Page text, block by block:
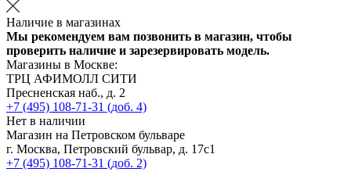
Наличие в магазинах
Мы рекомендуем вам позвонить в магазин, чтобы
проверить наличие и зарезервировать модель.
Магазины в Москве:
ТРЦ АФИМОЛЛ СИТИ
Пресненская наб., д. 2
+7 (495) 108-71-31 (доб. 4)
Нет в наличии
Магазин на Петровском бульваре
г. Москва, Петровский бульвар, д. 17с1
+7 (495) 108-71-31 (доб. 2)